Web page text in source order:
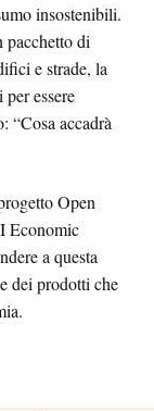
insostenibili.
pacchetto di
e strade, la
essere
“Cosa accadrà
Open
Economic
a questa
dei prodotti che